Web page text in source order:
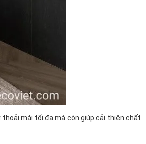
thoải mái tối đa mà còn giúp cải thiện chất